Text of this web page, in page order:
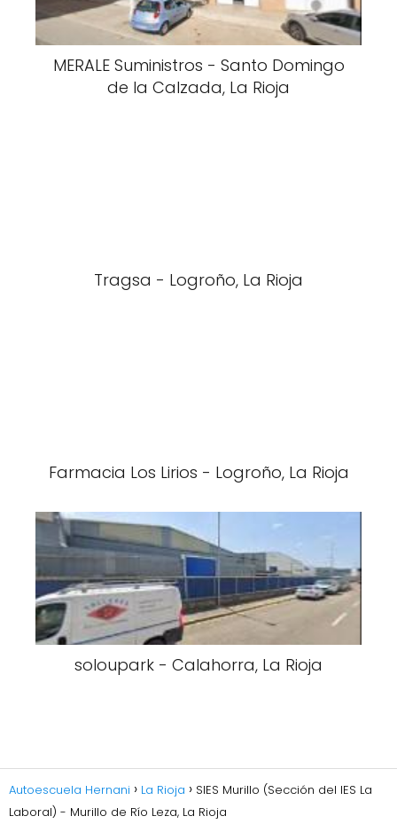
MERALE Suministros - Santo Domingo
de la Calzada, La Rioja
Tragsa - Logroño, La Rioja
Farmacia Los Lirios - Logroño, La Rioja
soloupark - Calahorra, La Rioja
Autoescuela Hernani La Rioja
SIES Murillo (Sección del IES La
Laboral) - Murillo de Río Leza, La Rioja